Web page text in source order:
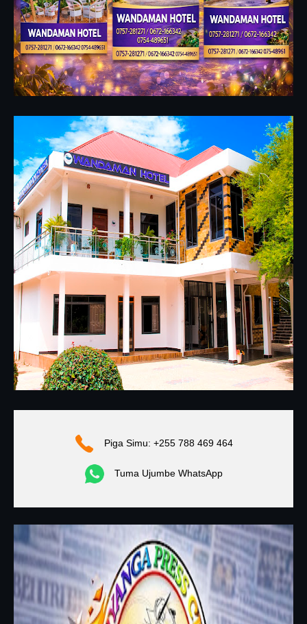
Piga Simu: +255 788 469 464
Tuma Ujumbe WhatsApp